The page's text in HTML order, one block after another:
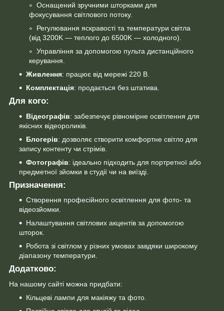
Оснащений зручними шторками для
фокусування світлового потоку.
Регулювання яскравості та температури світла
(від 3200K — теплого до 6500K — холодного).
Управління за допомогою пульта дистанційного
керування.
Живлення: працює від мережі 220 В.
Комплектація: продається без штатива.
Для кого:
Відеографів: забезпечує рівномірне освітлення для
якісних відеороликів.
Блогерів: дозволяє створити комфортне світло для
запису контенту чи стрімів.
Фотографів: ідеально підходить для портретної або
предметної зйомки в студії чи на виїзді.
Призначення:
Створення професійного освітлення для фото- та
відеозйомки.
Налаштування світлових акцентів за допомогою
шторок.
Робота зі світлом у різних умовах завдяки широкому
діапазону температури.
Додатково:
На нашому сайті можна придбати:
Кільцеві лампи для макіяжу та фото.